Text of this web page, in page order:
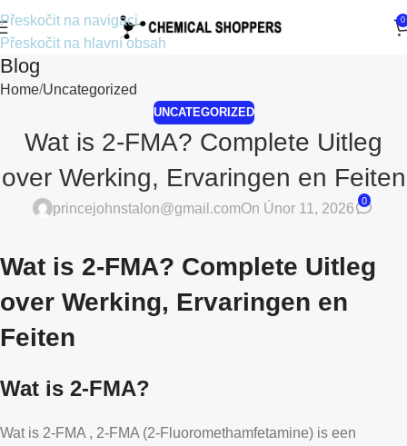
Přeskočit na navigaci
Přeskočit na hlavní obsah
0
Blog
Home Uncategorized
UNCATEGORIZED
Wat is 2-FMA? Complete Uitleg
over Werking, Ervaringen en Feiten
princejohnstalon@gmail.comOn Únor 11, 2026
0
Wat is 2-FMA? Complete Uitleg
over Werking, Ervaringen en
Feiten
Wat is 2-FMA?
Wat is 2-FMA , 2-FMA (2-Fluoromethamfetamine) is een